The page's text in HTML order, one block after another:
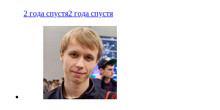
2 года спустя2 года спустя